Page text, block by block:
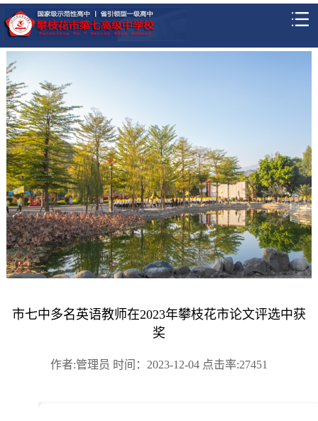
市七中多名英语教师在2023年攀枝花市论文评选中获
奖
作者:管理员 时间：2023-12-04 点击率:27451